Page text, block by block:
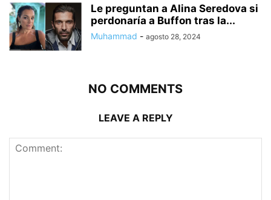
Le preguntan a Alina Seredova si
perdonaría a Buffon tras la...
Muhammad - agosto 28, 2024
NO COMMENTS
LEAVE A REPLY